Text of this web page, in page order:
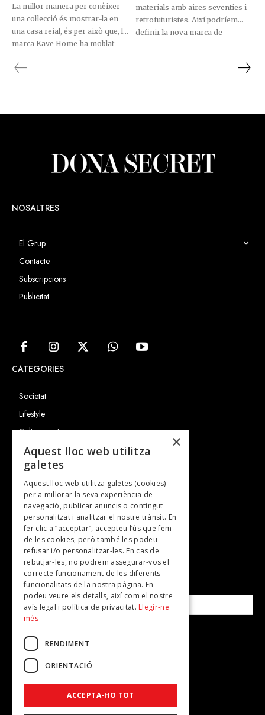
La millor manera per conèixer
una col·lecció és mostrar-la en
una casa reial, és per això que, la
marca Kave Home ha moblat
l'Eixample, a Barcelona, amb
materials amb aires seventies i
retrofuturistes. Així podríem
definir la nova marca de
NOSALTRES
El Grup
Contacte
Subscripcions
Publicitat
CATEGORIES
Societat
Lifestyle
Cultura i art
Entrevistes
Gastronomia
TV
Plans per fer
Revistes
SUBSCRIU-TE A LA NOSTRA NEWSLETTER!
Correu electrònic*
Accepto lapolítica de privacitat
×
Aquest lloc web utilitza
galetes
Aquest lloc web utilitza galetes (cookies)
per a millorar la seva experiència de
navegació, publicar anuncis o contingut
personalitzat i analitzar el nostre trànsit. En
fer clic a “acceptar”, accepteu l’ús que fem
de les cookies, però també les podeu
refusar i/o personalitzar-les. En cas de
rebutjar-les, no podrem assegurar-vos el
correcte funcionament de les diferents
funcionalitats de la nostra pàgina. En
podeu veure els detalls, així com el nostre
avís legal i política de privacitat. Llegir-ne
més
RENDIMENT
ORIENTACIÓ
ACCEPTA-HO TOT